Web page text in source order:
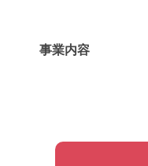
事業内容